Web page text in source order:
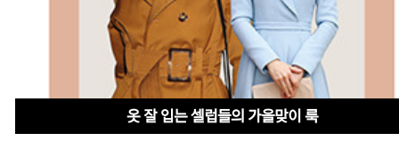
옷 잘 입는 셀럽들의 가을맞이 룩